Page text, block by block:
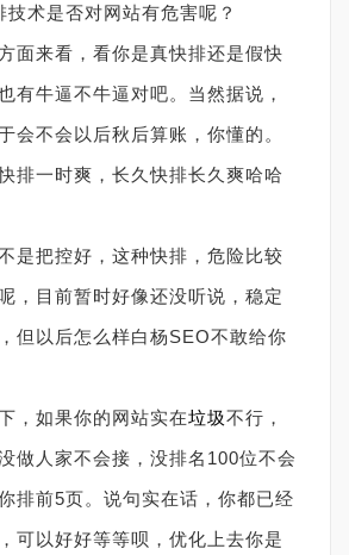
技术是否对网站有危害呢？
面来看，看你是真快排还是假快
有牛逼不牛逼对吧。当然据说，
会不会以后秋后算账，你懂的。
排一时爽，长久快排长久爽哈哈
是把控好，这种快排，危险比较
，目前暂时好像还没听说，稳定
但以后怎么样白杨SEO不敢给你
，如果你的网站实在垃圾不行，
做人家不会接，没排名100位不会
排前5页。说句实在话，你都已经
可以好好等等呗，优化上去你是